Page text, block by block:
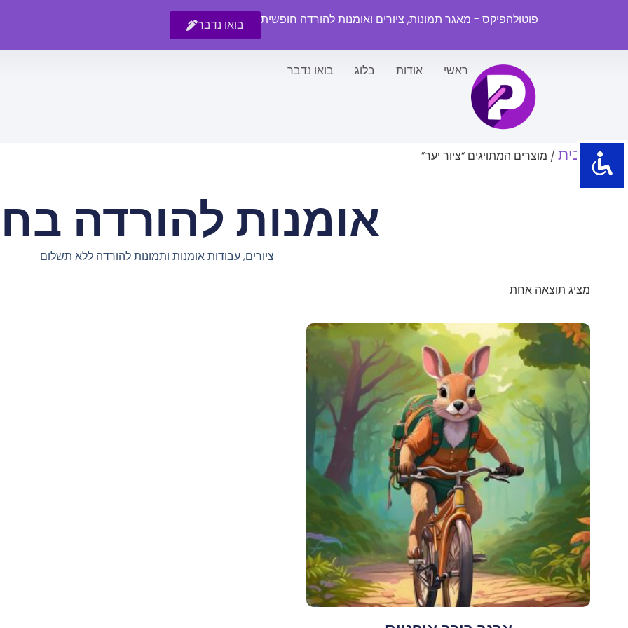
פוטולהפיקס - מאגר תמונות, ציורים ואומנות להורדה חופשית בואו נדבר
ראשי אודות בלוג בואו נדבר
עמוד הבית / מוצרים המתויגים “ציור יער”
אומנות להורדה
ציורים, עבודות אומנות ותמונות להורדה ללא תשלום
מציג תוצאה אחת